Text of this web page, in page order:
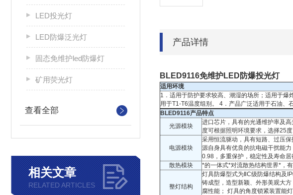
LED投光灯
LED防爆泛光灯
固态免维护led防爆灯
矿用荧光灯
查看全部
相关文章
RELATED ARTICLES
产品详情
BLED9116免维护LED防爆投光灯
适用环境
1．适用于防护要求较高、潮湿的场所；适用于
用于T1-T6温度组别。 4．产品广泛适用于石油、
BLED9116产品特点
光源模块
进口芯片，具有的光通维护率及
度可根据照明环境要求，选择25
电源模块
采用恒流驱动，具有短路、过压
源自身具有优良的抗电磁干扰能
0.98，多重保护，稳定性及寿命居
散热模块
*的一体式*对流散热结构世界*，
整灯结构
灯具防爆型式为ⅡC级防爆结构及
铸成型，造型新颖、外形美观大
腐性能； 灯具的角度锁紧装置能